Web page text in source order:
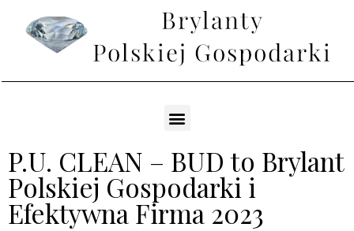
P.U. CLEAN – BUD to Brylant
Polskiej Gospodarki i
Efektywna Firma 2023